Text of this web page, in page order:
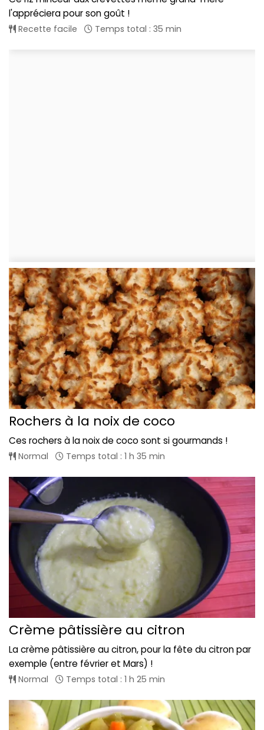
l'appréciera pour son goût !
Recette facile Temps total : 35 min
Rochers à la noix de coco
Ces rochers à la noix de coco sont si gourmands !
Normal Temps total : 1 h 35 min
Crème pâtissière au citron
La crème pâtissière au citron, pour la fête du citron par
exemple (entre février et Mars) !
Normal Temps total : 1 h 25 min